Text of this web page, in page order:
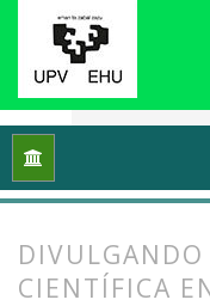
Inicio
CIENTÍFICA